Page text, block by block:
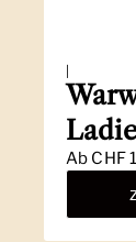
Ab CHF